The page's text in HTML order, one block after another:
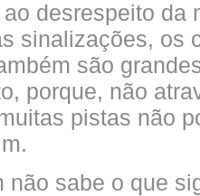
desrespeito da
sinalizações, os
são
porque, não
pistas não
não sabe o que